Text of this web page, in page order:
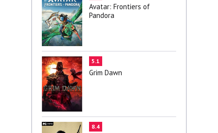
Avatar: Frontiers of
Pandora
5.1
Grim Dawn
8.4